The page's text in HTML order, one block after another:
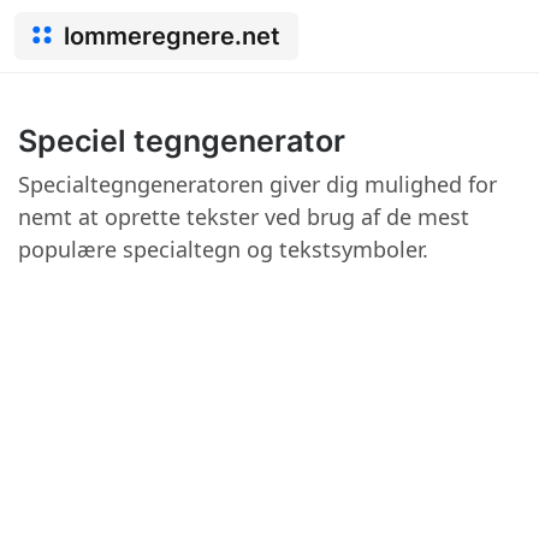
lommeregnere.net
Speciel tegngenerator
Specialtegngeneratoren giver dig mulighed for
nemt at oprette tekster ved brug af de mest
populære specialtegn og tekstsymboler.